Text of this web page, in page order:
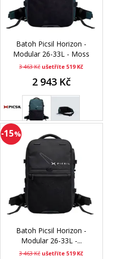
Batoh Picsil Horizon -
Modular 26-33L - Moss
3 463 Kč ušetříte 519 Kč
2 943 Kč
-15%
Batoh Picsil Horizon -
Modular 26-33L -...
3 463 Kč ušetříte 519 Kč